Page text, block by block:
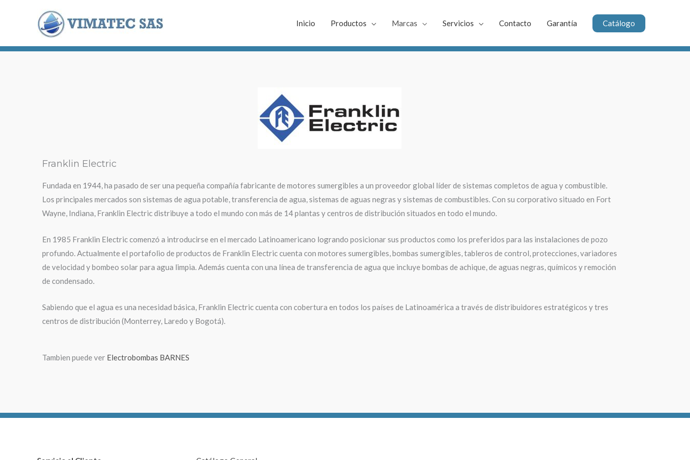
Inicio Productos Marcas Servicios Contacto Garantía Catálogo
Franklin Electric
Fundada en 1944, ha pasado de ser una pequeña compañía fabricante de motores sumergibles a un proveedor global líder de sistemas completos de agua y combustible.
Los principales mercados son sistemas de agua potable, transferencia de agua, sistemas de aguas negras y sistemas de combustibles. Con su corporativo situado en Fort
Wayne, Indiana, Franklin Electric distribuye a todo el mundo con más de 14 plantas y centros de distribución situados en todo el mundo.
En 1985 Franklin Electric comenzó a introducirse en el mercado Latinoamericano logrando posicionar sus productos como los preferidos para las instalaciones de pozo
profundo. Actualmente el portafolio de productos de Franklin Electric cuenta con motores sumergibles, bombas sumergibles, tableros de control, protecciones, variadores
de velocidad y bombeo solar para agua limpia. Además cuenta con una línea de transferencia de agua que incluye bombas de achique, de aguas negras, químicos y remoción
de condensado.
Sabiendo que el agua es una necesidad básica, Franklin Electric cuenta con cobertura en todos los países de Latinoamérica a través de distribuidores estratégicos y tres
centros de distribución (Monterrey, Laredo y Bogotá).
Tambien puede ver Electrobombas BARNES